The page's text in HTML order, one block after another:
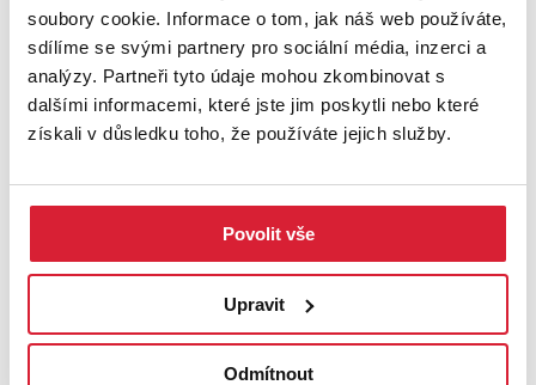
soubory cookie. Informace o tom, jak náš web používáte,
sdílíme se svými partnery pro sociální média, inzerci a
analýzy. Partneři tyto údaje mohou zkombinovat s
dalšími informacemi, které jste jim poskytli nebo které
získali v důsledku toho, že používáte jejich služby.
Povolit vše
Upravit
Odmítnout
veškerou občanskou vybavenost. Součástí komplexu je příjemný
odpočinkový vnitroblok, který je přístupný pouze uživatelům bytů.
Neváhejte zavolat, domluvíme se na všech detailech a prohlídce.
Nejlépe udělá, když se přijdete přesvědčit na vlastní oči. Radim
Macháček
UMÍSTĚNÍ OBJEKTU
+